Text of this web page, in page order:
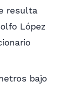
resulta
López
bajo